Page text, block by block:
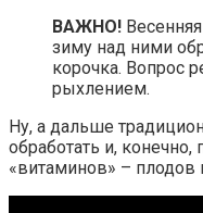
ВАЖНО!
зиму над ними
корочка. Вопрос
рыхлением.
Ну, а дальше
обработать и,
«витаминов» – плодов